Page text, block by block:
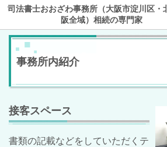
司法書士おおざわ事務所（大阪市淀川区・
阪全域）相続の専門家
事務所内紹介
接客スペース
書類の記載などをしていただくテ